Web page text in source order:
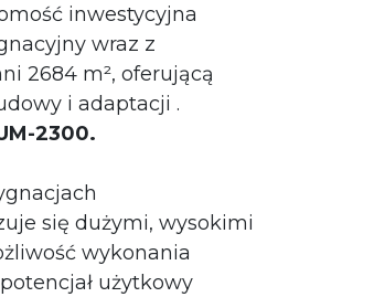
inwestycyjna
wraz z
2684 m², oferującą
i adaptacji .
2300.
się dużymi, wysokimi
wykonania
użytkowy